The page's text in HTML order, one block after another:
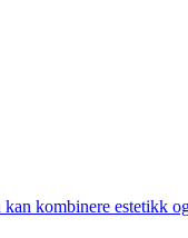
kombinere estetikk